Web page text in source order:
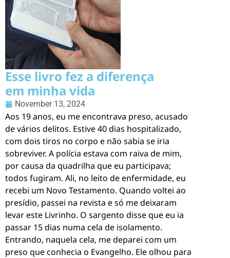
Esse livro fez a diferença
em minha vida
November 13, 2024
Aos 19 anos, eu me encontrava preso, acusado
de vários delitos. Estive 40 dias hospitalizado,
com dois tiros no corpo e não sabia se iria
sobreviver. A polícia estava com raiva de mim,
por causa da quadrilha que eu participava;
todos fugiram. Ali, no leito de enfermidade, eu
recebi um Novo Testamento. Quando voltei ao
presídio, passei na revista e só me deixaram
levar este Livrinho. O sargento disse que eu ia
passar 15 dias numa cela de isolamento.
Entrando, naquela cela, me deparei com um
preso que conhecia o Evangelho. Ele olhou para